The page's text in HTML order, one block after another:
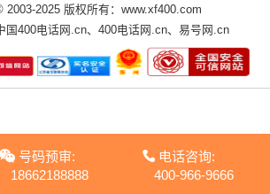
2003-2025 版权所有：www.xf400.com
国400电话网.cn、 400电话网.cn、 易号网.cn
号码预审:
18662188888
电话咨询:
400-966-9666